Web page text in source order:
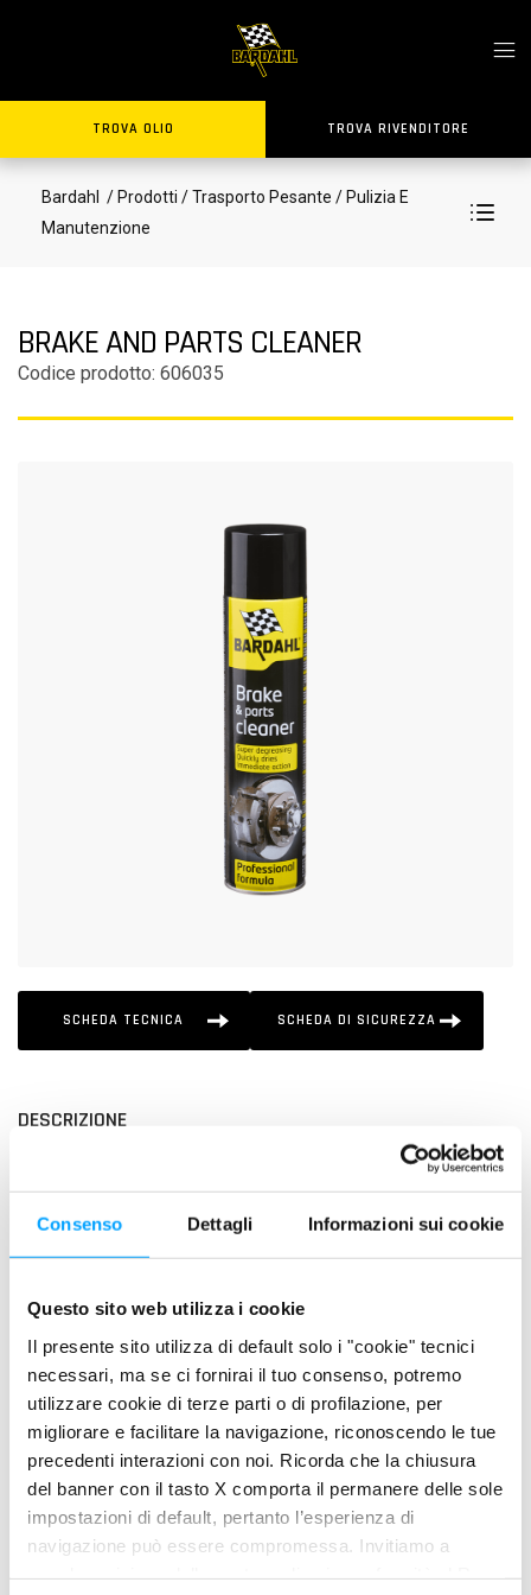
Consenso Dettagli Informazioni sui cookie
Questo sito web utilizza i cookie
Il presente sito utilizza di default solo i "cookie" tecnici
necessari, ma se ci fornirai il tuo consenso, potremo
utilizzare cookie di terze parti o di profilazione, per
migliorare e facilitare la navigazione, riconoscendo le tue
precedenti interazioni con noi. Ricorda che la chiusura
del banner con il tasto X comporta il permanere delle sole
impostazioni di default, pertanto l’esperienza di
navigazione può essere compromessa. Invitiamo a
TROVA OLIO TROVA RIVENDITORE
Bardahl / Prodotti / Trasporto Pesante / Pulizia E
Manutenzione
BRAKE AND PARTS CLEANER
Codice prodotto: 606035
SCHEDA TECNICA SCHEDA DI SICUREZZA
DESCRIZIONE
Pulisce e rimuove i depositi che si accumulano sugli elementi
dell'impianto frenante (disco, pinza, tamburo, ecc..) e della
Elimina grasso, olio e morchie dalle superfici senza
lasciare residui
Contribuisce a ridurre l’eventuale rumore dei freni
Pulisce anche motori elettrici, avviatori e interruttori,
cuscinetti, alternatori e contatti, scatole di frizione,
catene, ecc;
Si applica su tutti i tipi di supporti meccanici o elettrici
Non è un prodotto tossico
Raccomandato e omologato dai maggiori costruttori